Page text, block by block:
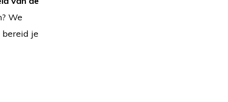
We
bereid je